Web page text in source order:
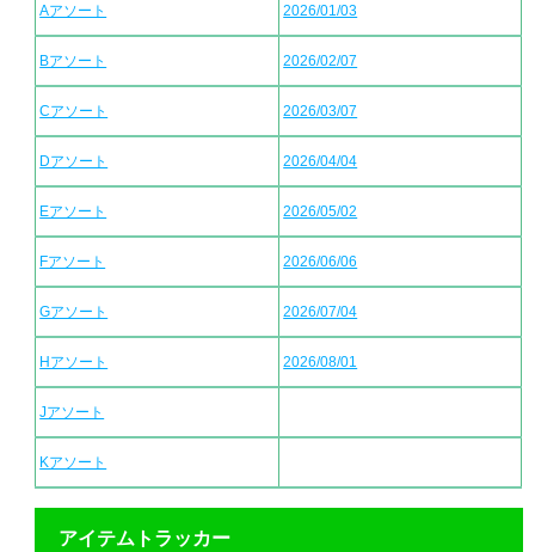
Aアソート 2026/01/03
Bアソート 2026/02/07
Cアソート 2026/03/07
Dアソート 2026/04/04
Eアソート 2026/05/02
Fアソート 2026/06/06
Gアソート 2026/07/04
Hアソート 2026/08/01
Jアソート
Kアソート
アイテムトラッカー